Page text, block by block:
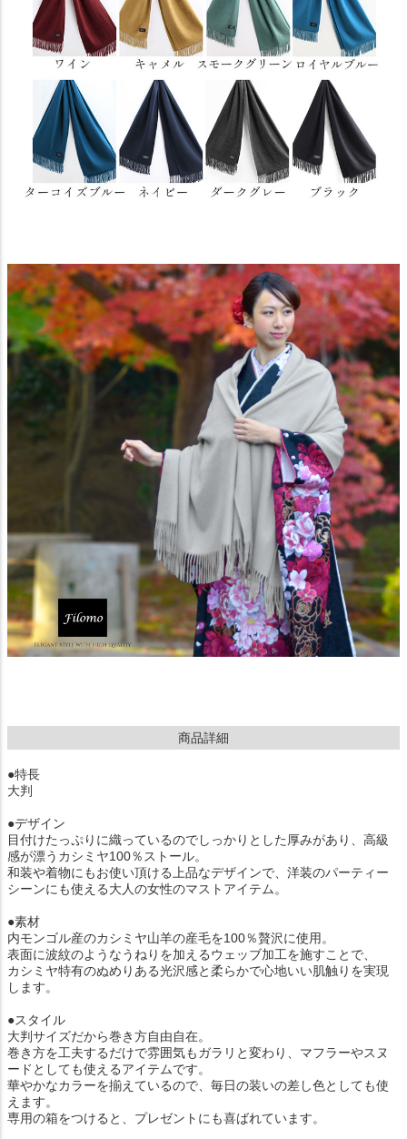
商品詳細
●特長
大判
●デザイン
目付けたっぷりに織っているのでしっかりとした厚みがあり、高級
感が漂うカシミヤ100％ストール。
和装や着物にもお使い頂ける上品なデザインで、洋装のパーティー
シーンにも使える大人の女性のマストアイテム。
●素材
内モンゴル産のカシミヤ山羊の産毛を100％贅沢に使用。
表面に波紋のようなうねりを加えるウェッブ加工を施すことで、
カシミヤ特有のぬめりある光沢感と柔らかで心地いい肌触りを実現
します。
●スタイル
大判サイズだから巻き方自由自在。
巻き方を工夫するだけで雰囲気もガラリと変わり、マフラーやスヌ
ードとしても使えるアイテムです。
華やかなカラーを揃えているので、毎日の装いの差し色としても使
えます。
専用の箱をつけると、プレゼントにも喜ばれています。